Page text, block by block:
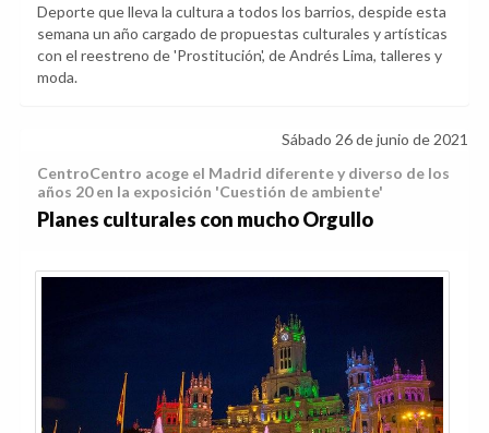
Deporte que lleva la cultura a todos los barrios, despide esta
semana un año cargado de propuestas culturales y artísticas
con el reestreno de 'Prostitución', de Andrés Lima, talleres y
moda.
Sábado 26 de junio de 2021
CentroCentro acoge el Madrid diferente y diverso de los
años 20 en la exposición 'Cuestión de ambiente'
Planes culturales con mucho Orgullo